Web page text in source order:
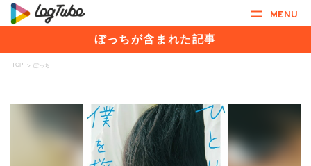
MENU
ぼっちが含まれた記事
TOP > ぼっち